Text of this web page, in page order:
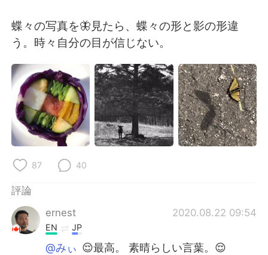
Français Deutsch
日本語 한국어
Русский ไทย
Indonesia Italiano
Türkçe
Português
蝶々の写真を🦋見たら、蝶々の形と影の形違
う。時々自分の目が信じない。
87 40
評論
ernest
2020.08.22 09:54
EN JP
@みぃ 😌最高。 素晴らしい言葉。😌